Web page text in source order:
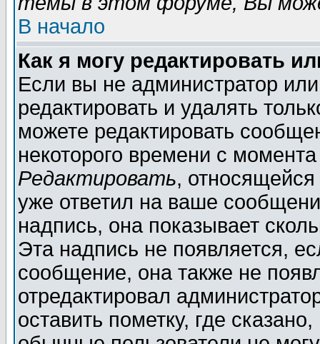
В начало
Как я могу редактировать
Если вы не администратор
редактировать и удалять
можете редактировать
некоторого времени с
Редактировать,
уже ответил на ваше
надпись, она показывает
Эта надпись не появляется,
сообщение, она также не
отредактировал
оставить пометку, где